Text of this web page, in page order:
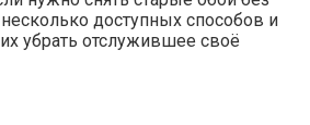
доступных способов и
убрать отслужившее своё